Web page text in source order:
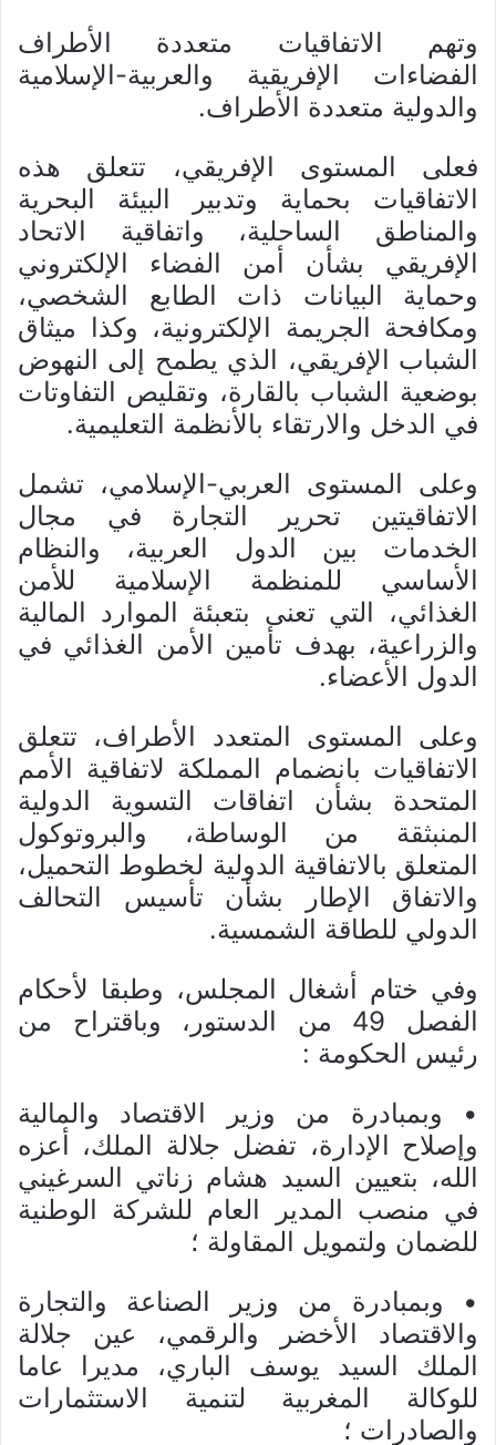
وتهم الاتفاقيات متعددة الأطراف
الفضاءات الإفريقية والعربية-الإسلامية
والدولية متعددة الأطراف.
فعلى المستوى الإفريقي، تتعلق هذه
الاتفاقيات بحماية وتدبير البيئة البحرية
والمناطق الساحلية، واتفاقية الاتحاد
الإفريقي بشأن أمن الفضاء الإلكتروني
وحماية البيانات ذات الطابع الشخصي،
ومكافحة الجريمة الإلكترونية، وكذا ميثاق
الشباب الإفريقي، الذي يطمح إلى النهوض
بوضعية الشباب بالقارة، وتقليص التفاوتات
في الدخل والارتقاء بالأنظمة التعليمية.
وعلى المستوى العربي-الإسلامي، تشمل
الاتفاقيتين تحرير التجارة في مجال
الخدمات بين الدول العربية، والنظام
الأساسي للمنظمة الإسلامية للأمن
الغذائي، التي تعنى بتعبئة الموارد المالية
والزراعية، بهدف تأمين الأمن الغذائي في
الدول الأعضاء.
وعلى المستوى المتعدد الأطراف، تتعلق
الاتفاقيات بانضمام المملكة لاتفاقية الأمم
المتحدة بشأن اتفاقات التسوية الدولية
المنبثقة من الوساطة، والبروتوكول
المتعلق بالاتفاقية الدولية لخطوط التحميل،
والاتفاق الإطار بشأن تأسيس التحالف
الدولي للطاقة الشمسية.
وفي ختام أشغال المجلس، وطبقا لأحكام
الفصل 49 من الدستور، وباقتراح من
رئيس الحكومة :
• وبمبادرة من وزير الاقتصاد والمالية
وإصلاح الإدارة، تفضل جلالة الملك، أعزه
الله، بتعيين السيد هشام زناتي السرغيني
في منصب المدير العام للشركة الوطنية
للضمان ولتمويل المقاولة ؛
• وبمبادرة من وزير الصناعة والتجارة
والاقتصاد الأخضر والرقمي، عين جلالة
الملك السيد يوسف الباري، مديرا عاما
للوكالة المغربية لتنمية الاستثمارات
والصادرات ؛